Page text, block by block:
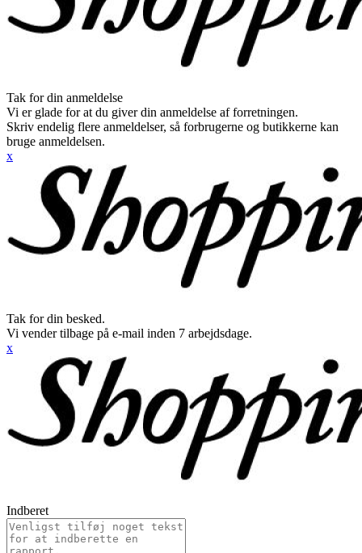
Tak for din anmeldelse
Vi er glade for at du giver din anmeldelse af forretningen.
Skriv endelig flere anmeldelser, så forbrugerne og butikkerne kan
bruge anmeldelsen.
x
Tak for din besked.
Vi vender tilbage på e-mail inden 7 arbejdsdage.
x
Indberet